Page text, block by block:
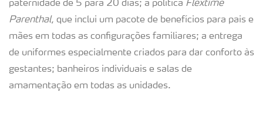
paternidade de 5 para 20 dias; a política Flextime
Parenthal, que inclui um pacote de benefícios para pais e
mães em todas as configurações familiares; a entrega
de uniformes especialmente criados para dar conforto às
gestantes; banheiros individuais e salas de
amamentação em todas as unidades.